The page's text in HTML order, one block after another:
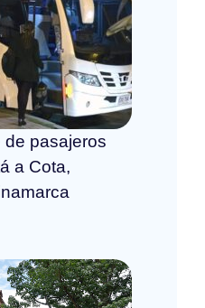
de pasajeros
a Cota,